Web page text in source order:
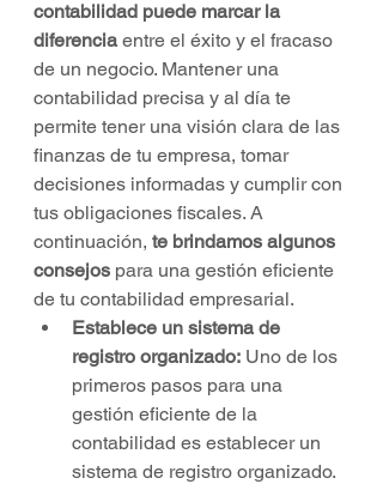
contabilidad puede marcar la
diferencia entre el éxito y el fracaso
de un negocio. Mantener una
contabilidad precisa y al día te
permite tener una visión clara de las
finanzas de tu empresa, tomar
decisiones informadas y cumplir con
tus obligaciones fiscales. A
continuación, te brindamos algunos
consejos para una gestión eficiente
de tu contabilidad empresarial.
Establece un sistema de
registro organizado: Uno de los
primeros pasos para una
gestión eficiente de la
contabilidad es establecer un
sistema de registro organizado.